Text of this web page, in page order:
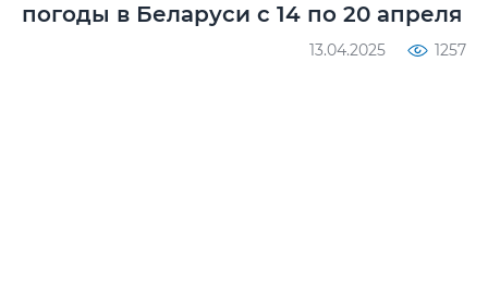
погоды в Беларуси с 14 по 20 апреля
13.04.2025 1257